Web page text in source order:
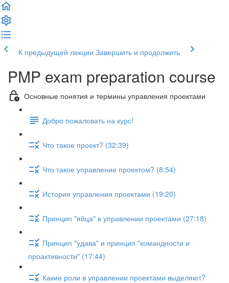
К предыдущей лекции Завершить и продолжить
PMP exam preparation course
Основные понятия и термины управления проектами
Добро пожаловать на курс!
Что такое проект? (32:39)
Что такое управление проектом? (8:54)
История управления проектами (19:20)
Принцип "яйца" в управлении проектами (27:18)
Принцип "удава" и принцип "командности и
проактивности" (17:44)
Какие роли в управлении проектами выделяют?